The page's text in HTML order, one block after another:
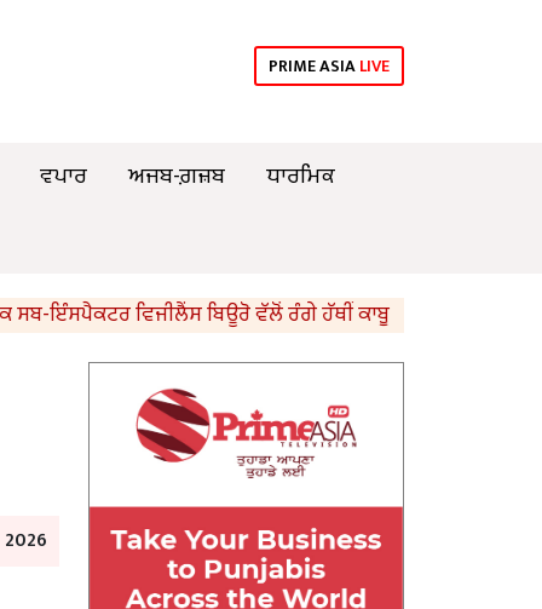
PRIME ASIALIVE
ਵਪਾਰ ਅਜਬ-ਗ਼ਜ਼ਬ
ਧਾਰਮਿਕ
ਵਿਜੀਲੈਂਸ ਬਿਊਰੋ ਵੱਲੋਂ ਰੰਗੇ ਹੱਥੀਂ ਕਾਬੂ